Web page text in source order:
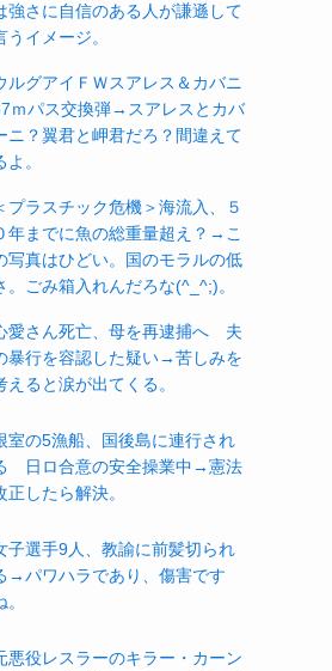
強さに自信のある人が謙遜して
うイメージ。
ルグアイＦＷスアレス＆カバニ
ｍパス交換弾→スアレスとカバ
ニ？翼君と岬君だろ？間違えて
よ。
プラスチック危機＞海流入、５
年までに魚の総重量超え？→こ
写真はひどい。国のモラルの低
。ごみ箱入れんだろな(^_^;)。
愛さん死亡、母を再逮捕へ 夫
暴行を容認した疑い→苦しみを
えると涙が出てくる。
室の5漁船、国後島に連行され
日ロ合意の安全操業中→憲法
正したら解決。
子選手9人、教諭に前髪切られ
→パワハラであり、傷害です
。
悪役レスラーのキラー・カーン